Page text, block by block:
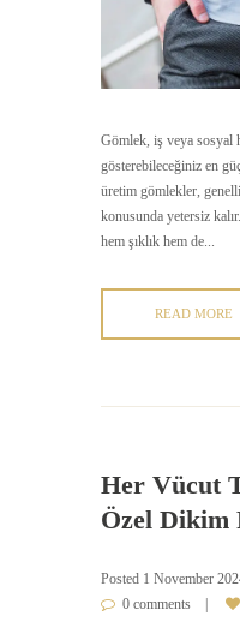
Gömlek, iş veya sosyal
gösterebileceğiniz en
üretim gömlekler,
konusunda yetersiz
hem şıklık hem de...
READ MORE
Her Vücut
Özel Dikim
Posted 1 November
0 comments